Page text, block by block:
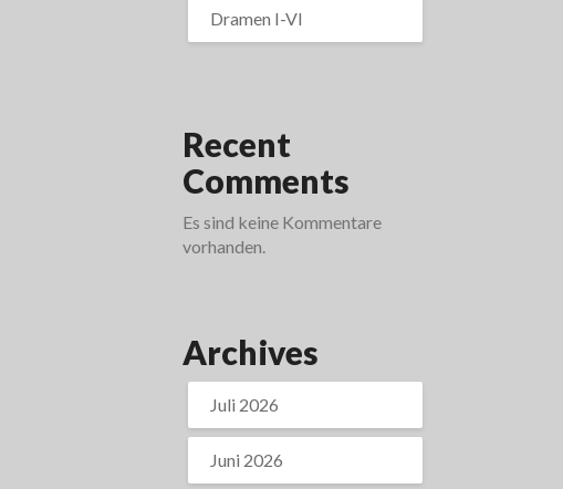
Dramen I-VI
Recent
Comments
Es sind keine Kommentare
vorhanden.
Archives
Juli 2026
Juni 2026